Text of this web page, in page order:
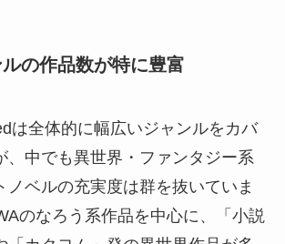
の作品数が特に豊富
は全体的に幅広いジャンルをカバ
、中でも異世界・ファンタジー系
ノベルの充実度は群を抜いていま
のなろう系作品を中心に、「小説